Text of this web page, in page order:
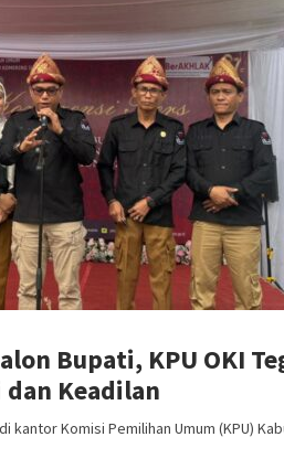
Bupati, KPU OKI
Keadilan
kantor Komisi Pemilihan Umum (KPU)